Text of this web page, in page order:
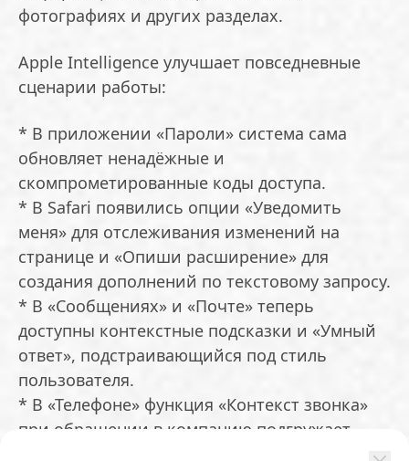
фотографиях и других разделах.
Apple Intelligence улучшает повседневные
сценарии работы:
* В приложении «Пароли» система сама
обновляет ненадёжные и
скомпрометированные коды доступа.
* В Safari появились опции «Уведомить
меня» для отслеживания изменений на
странице и «Опиши расширение» для
создания дополнений по текстовому запросу.
* В «Сообщениях» и «Почте» теперь
доступны контекстные подсказки и «Умный
ответ», подстраивающийся под стиль
пользователя.
* В «Телефоне» функция «Контекст звонка»
при обращении в компанию подгружает